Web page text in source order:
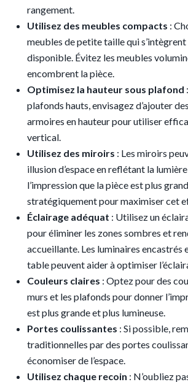
rangement.
Utilisez des meubles compacts :
meubles de petite taille qui s’intègrent
disponible. Évitez les meubles
encombrent la pièce.
Optimisez la hauteur sous plafond
plafonds hauts, envisagez d’ajouter
armoires en hauteur pour utiliser
vertical.
Utilisez des miroirs : Les miroirs
illusion d’espace en reflétant la
l’impression que la pièce est plus
stratégiquement pour maximiser cet
Éclairage adéquat : Utilisez un
pour éliminer les zones sombres et
accueillante. Les luminaires encastrés
table peuvent aider à optimiser
Couleurs claires : Optez pour des
murs et les plafonds pour donner
est plus grande et plus lumineuse.
Portes coulissantes : Si possible,
traditionnelles par des portes
économiser de l’espace.
Utilisez chaque recoin : N’oubliez